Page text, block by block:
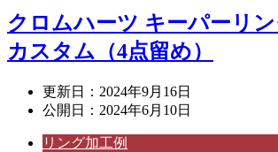
クロムハーツ キーパーリ
カスタム（4点留め）
更新日： 2024年9月16日
公開日： 2024年6月10日
リング加工例